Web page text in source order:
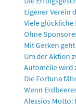
Eigener Verein
Viele glückliche
Ohne
Mit Gerken
Um der Aktion
Automeile wird
Die Fortuna
Wenn
Alessios Motto: